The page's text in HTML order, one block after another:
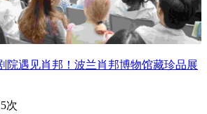
院遇见肖邦！波兰肖邦博物馆藏珍品展
次